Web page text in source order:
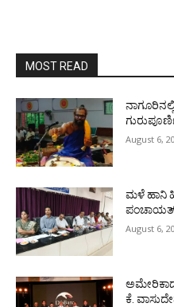
MOST READ
August 6,
ಮಳೆ ಹಾನಿ
August 6,
ಕೆ.